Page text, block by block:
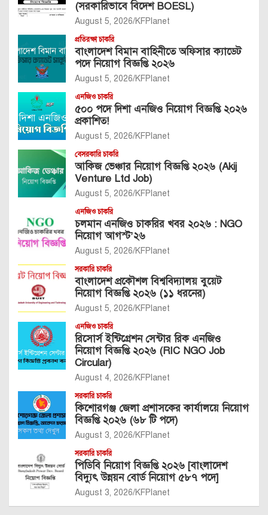
(সরকারিভাবে বিদেশ BOESL)
August 5, 2026 KFPlanet
প্রতিরক্ষা চাকরি
বাংলাদেশ বিমান বাহিনীতে অফিসার ক্যাডেট
পদে নিয়োগ বিজ্ঞপ্তি ২০২৬
August 5, 2026 KFPlanet
এনজিও চাকরি
৫০০ পদে দিশা এনজিও নিয়োগ বিজ্ঞপ্তি ২০২৬
প্রকাশিত!
August 5, 2026 KFPlanet
বেসরকারি চাকরি
আকিজ ভেঞ্চার নিয়োগ বিজ্ঞপ্তি ২০২৬ (Akij
Venture Ltd Job)
August 5, 2026 KFPlanet
এনজিও চাকরি
চলমান এনজিও চাকরির খবর ২০২৬ : NGO
নিয়োগ আগস্ট’২৬
August 5, 2026 KFPlanet
সরকারি চাকরি
বাংলাদেশ প্রকৌশল বিশ্ববিদ্যালয় বুয়েট
নিয়োগ বিজ্ঞপ্তি ২০২৬ (১১ ধরনের)
August 5, 2026 KFPlanet
এনজিও চাকরি
রিসোর্স ইন্টিগ্রেশন সেন্টার রিক এনজিও
নিয়োগ বিজ্ঞপ্তি ২০২৬ (RIC NGO Job
Circular)
August 4, 2026 KFPlanet
সরকারি চাকরি
কিশোরগঞ্জ জেলা প্রশাসকের কার্যালয়ে নিয়োগ
বিজ্ঞপ্তি ২০২৬ (৬৮ টি পদে)
August 3, 2026 KFPlanet
সরকারি চাকরি
পিডিবি নিয়োগ বিজ্ঞপ্তি ২০২৬ [বাংলাদেশ
বিদ্যুৎ উন্নয়ন বোর্ড নিয়োগ ৫৮৭ পদে]
August 3, 2026 KFPlanet